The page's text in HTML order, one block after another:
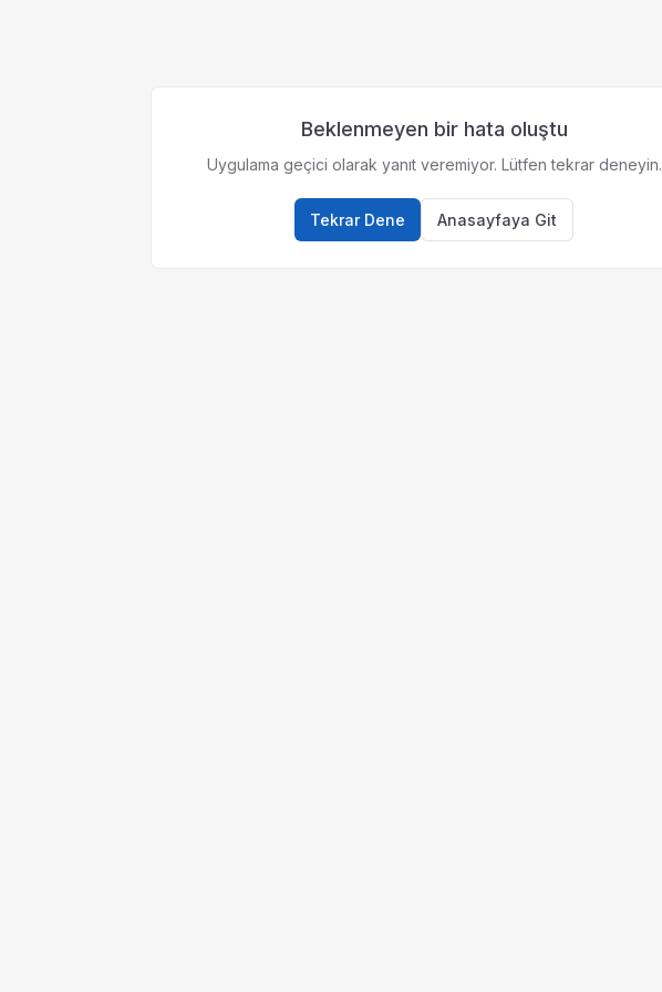
Beklenmeyen bir hata oluştu
Uygulama geçici olarak yanıt veremiyor. Lütfen tekrar deneyin.
Tekrar Dene Anasayfaya Git